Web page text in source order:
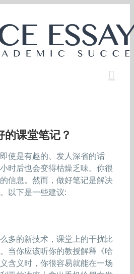
的课堂笔记？
使是有趣的、发人深省的话
时后也会变得枯燥乏味。你很
信息。然而，做好笔记是解决
以下是一些建议:
多的新技术，课堂上的干扰比
当你应该听你的教授解释《哈
含义时，你很容易就能在一场